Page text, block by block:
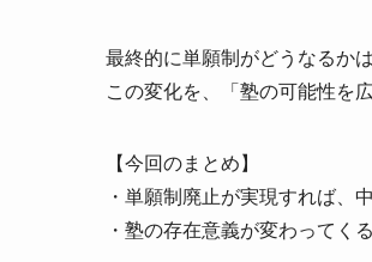
最終的に単願制がどうなるか
この変化を、「塾の可能性を
【今回のまとめ】
・単願制廃止が実現すれば、
・塾の存在意義が変わってく